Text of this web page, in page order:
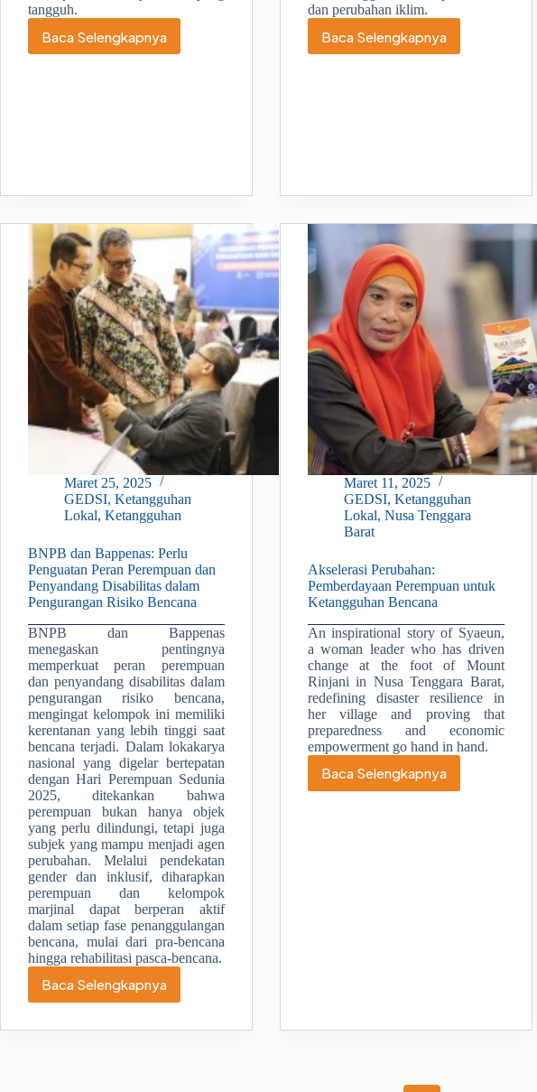
tangguh.
Baca Selengkapnya
Australia
Disabilitas
dan perubahan iklim.
Baca Selengkapnya
BNPB
Maret 25, 2025
GEDSI, Ketangguhan
Lokal, Ketangguhan
BNPB dan Bappenas: Perlu
Penguatan Peran Perempuan dan
Penyandang Disabilitas dalam
Pengurangan Risiko Bencana
BNPB dan Bappenas
menegaskan pentingnya
memperkuat peran perempuan
dan penyandang disabilitas dalam
pengurangan risiko bencana,
mengingat kelompok ini memiliki
kerentanan yang lebih tinggi saat
bencana terjadi. Dalam lokakarya
nasional yang digelar bertepatan
dengan Hari Perempuan Sedunia
2025, ditekankan bahwa
perempuan bukan hanya objek
yang perlu dilindungi, tetapi juga
subjek yang mampu menjadi agen
perubahan. Melalui pendekatan
gender dan inklusif, diharapkan
perempuan dan kelompok
marjinal dapat berperan aktif
dalam setiap fase penanggulangan
bencana, mulai dari pra-bencana
hingga rehabilitasi pasca-bencana.
Baca Selengkapnya
BNPB
Bappenas:
Maret 11, 2025
GEDSI, Ketangguhan
Lokal, Nusa Tenggara
Barat
Akselerasi Perubahan:
Pemberdayaan Perempuan untuk
Ketangguhan Bencana
An inspirational story of Syaeun,
a woman leader who has driven
change at the foot of Mount
Rinjani in Nusa Tenggara Barat,
redefining disaster resilience in
her village and proving that
preparedness and economic
empowerment go hand in hand.
Baca Selengkapnya
Akselerasi